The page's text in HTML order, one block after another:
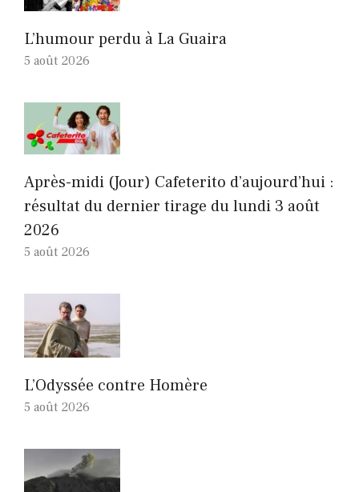
L’humour perdu à La Guaira
5 août 2026
Après-midi (Jour) Cafeterito d’aujourd’hui :
résultat du dernier tirage du lundi 3 août
2026
5 août 2026
L’Odyssée contre Homère
5 août 2026